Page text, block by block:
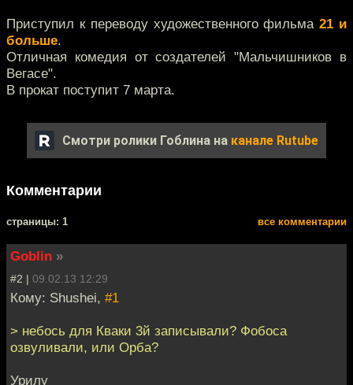
Приступил к переводу художественного фильма21 и
больше.
Отличная комедия от создателей "Мальчишников в
Вегасе".
В прокат поступит 7 марта.
Смотри ролики Гоблина на канале Rutube
Комментарии
cтраницы: 1 все комментарии
Goblin »
#2 | 09.02.13 12:29
Кому: Shushei, #1
> небось для Кваки 3й записывали? Фобоса
озвуливали, или Орба?
Урилу